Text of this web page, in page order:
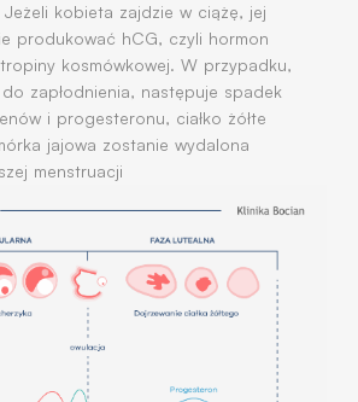
kobieta zajdzie w ciążę, jej
produkować hCG, czyli hormon
kosmówkowej. W przypadku,
zapłodnienia, następuje spadek
i progesteronu, ciałko żółte
jajowa zostanie wydalona
menstruacji